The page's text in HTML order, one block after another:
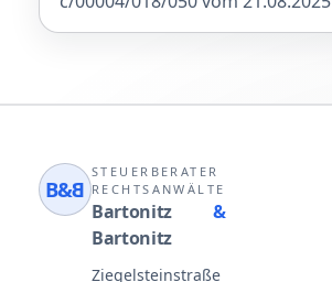
B&B
STEUERBERATER
RECHTSANWÄLTE
Bartonitz &
Bartonitz
Ziegelsteinstraße